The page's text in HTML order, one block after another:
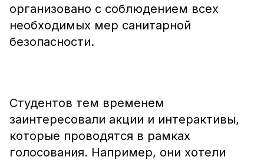
организовано с соблюдением всех
необходимых мер санитарной
безопасности.
Студентов тем временем
заинтересовали акции и интерактивы,
которые проводятся в рамках
голосования. Например, они хотели